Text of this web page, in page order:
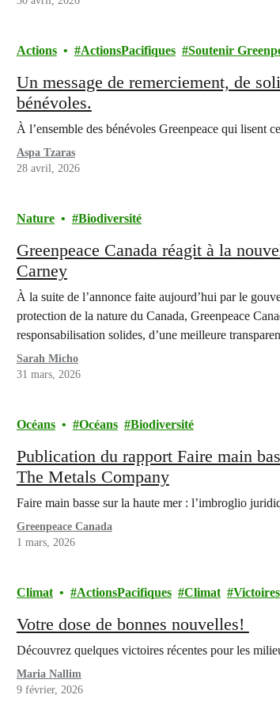
Actions ActionsPacifiques Soutenir
Un message de remerciement, de
bénévoles.
À l’ensemble des bénévoles Greenpeace qui
Aspa Tzaras
28 avril, 2026
Nature Biodiversité
Greenpeace Canada réagit à la
Carney
À la suite de l’annonce faite aujourd’hui par le
protection de la nature du Canada, Greenpeace
responsabilisation solides, d’une meilleure
Sarah Micho
31 mars, 2026
Océans Océans Biodiversité
Publication du rapport Faire main
The Metals Company
Faire main basse sur la haute mer : l’imbroglio
Greenpeace Canada
1 mars, 2026
Climat ActionsPacifiques Climat Victoires
Votre dose de bonnes nouvelles!
Découvrez quelques victoires récentes pour les
Maria Nallim
9 février, 2026